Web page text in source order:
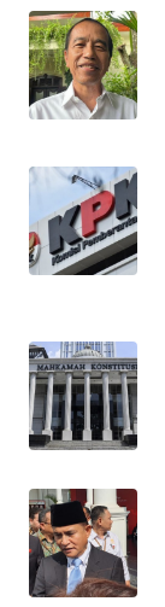
WN
DAIRI
WN
WN
NIAS
WN
TAPANULI
SELATAN
WN
TANJUNG
LESUNG